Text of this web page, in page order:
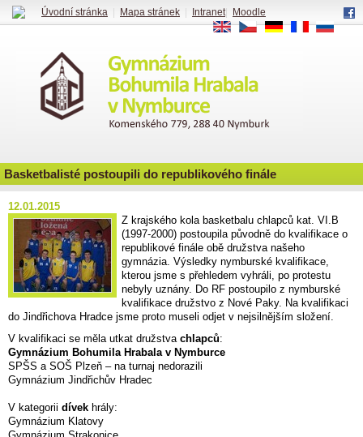
Basketbalisté postoupili do republikového finále
12.01.2015
Z krajského kola basketbalu chlapců kat. VI.B
(1997-2000) postoupila původně do kvalifikace o
republikové finále obě družstva našeho
gymnázia. Výsledky nymburské kvalifikace,
kterou jsme s přehledem vyhráli, po protestu
nebyly uznány. Do RF postoupilo z nymburské
kvalifikace družstvo z Nové Paky. Na kvalifikaci
do Jindřichova Hradce jsme proto museli odjet v nejsilnějším složení.
V kvalifikaci se měla utkat družstva chlapců:
Gymnázium Bohumila Hrabala v Nymburce
SPŠS a SOŠ Plzeň – na turnaj nedorazili
Gymnázium Jindřichův Hradec
V kategorii dívek hrály:
Gymnázium Klatovy
Úvodní stránka Mapa stránek Intranet|
Moodle
EN
CS DE FR RU